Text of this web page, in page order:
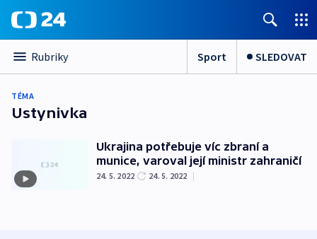
Rubriky Sport SLEDOVAT
TÉMA
Ustynivka
Ukrajina potřebuje víc zbraní a
munice, varoval její ministr zahraničí
24. 5. 2022 24. 5. 2022 |